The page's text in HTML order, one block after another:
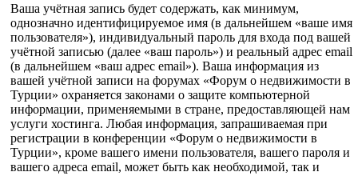
Ваша учётная запись будет содержать, как минимум,
однозначно идентифицируемое имя (в дальнейшем «ваше имя
пользователя»), индивидуальный пароль для входа под вашей
учётной записью (далее «ваш пароль») и реальный адрес email
(в дальнейшем «ваш адрес email»). Ваша информация из
вашей учётной записи на форумах «Форум о недвижимости в
Турции» охраняется законами о защите компьютерной
информации, применяемыми в стране, предоставляющей нам
услуги хостинга. Любая информация, запрашиваемая при
регистрации в конференции «Форум о недвижимости в
Турции», кроме вашего имени пользователя, вашего пароля и
вашего адреса email, может быть как необходимой, так и